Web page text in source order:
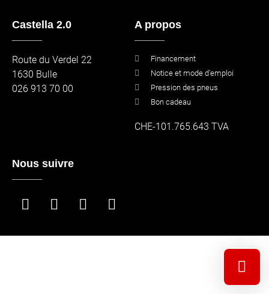
Castella 2.0
Route du Verdel 22
1630 Bulle
026 913 70 00
A propos
Financement
Notice et mode d'emploi
Pression des pneus
Bon cadeau
CHE-101.765.643 TVA
Nous suivre